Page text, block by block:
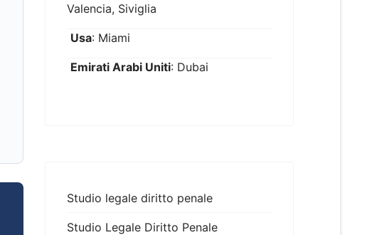
Valencia, Siviglia
Usa: Miami
Emirati Arabi Uniti: Dubai
Studio legale diritto penale
Studio Legale Diritto Penale